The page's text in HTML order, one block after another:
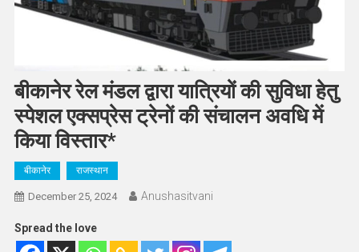
बीकानेर रेल मंडल द्वारा यात्रियों की सुविधा हेतु
स्पेशल एक्सप्रेस ट्रेनों की संचालन अवधि में
किया विस्तार*
बीकानेर राजस्थान
December 25, 2024 Anushasitvani
Spread the love